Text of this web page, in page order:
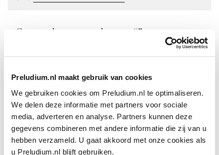
Preludium.nl maakt gebruik van cookies
We gebruiken cookies om Preludium.nl te optimaliseren.
We delen deze informatie met partners voor sociale
media, adverteren en analyse. Partners kunnen deze
gegevens combineren met andere informatie die zij van u
hebben verzameld. U gaat akkoord met onze cookies als
u Preludium.nl blijft gebruiken.
Geen resultaten gevonden voor “”.